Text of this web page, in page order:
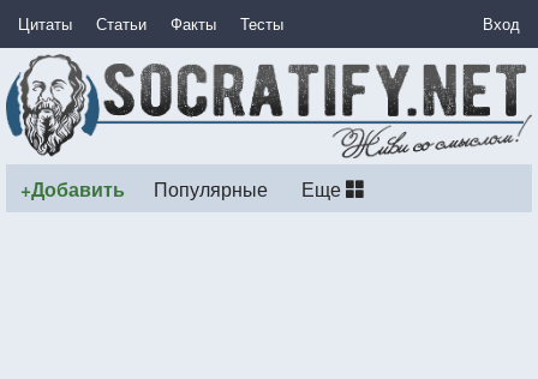
Цитаты Статьи Факты Тесты Вход
+Добавить Популярные Еще